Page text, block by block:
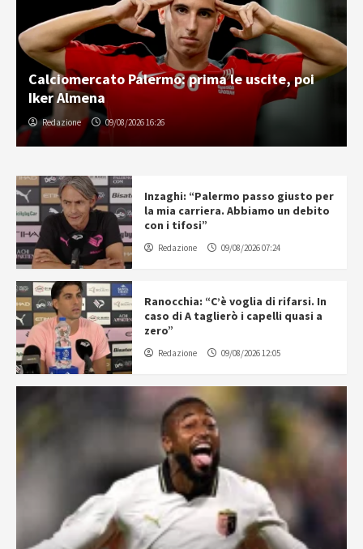
Calciomercato Palermo: prima le uscite, poi
Iker Almena
Redazione 09/08/2026 16:26
Inzaghi: “Palermo passo giusto per
la mia carriera. Abbiamo un debito
con i tifosi”
Redazione 09/08/2026 07:24
Ranocchia: “C’è voglia di rifarsi. In
caso di A taglierò i capelli quasi a
zero”
Redazione 09/08/2026 12:05